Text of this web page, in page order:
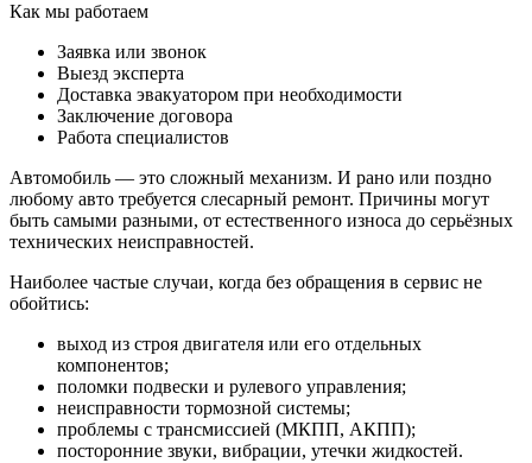
Как мы работаем
Заявка или звонок
Выезд эксперта
Доставка эвакуатором при необходимости
Заключение договора
Работа специалистов
Автомобиль — это сложный механизм. И рано или поздно
любому авто требуется слесарный ремонт. Причины могут
быть самыми разными, от естественного износа до серьёзных
технических неисправностей.
Наиболее частые случаи, когда без обращения в сервис не
обойтись:
выход из строя двигателя или его отдельных
компонентов;
поломки подвески и рулевого управления;
неисправности тормозной системы;
проблемы с трансмиссией (МКПП, АКПП);
посторонние звуки, вибрации, утечки жидкостей.